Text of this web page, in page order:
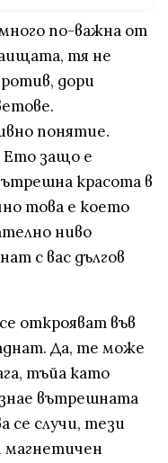
по-важна от
тя не
дори
понятие.
Ето защо е
красота в
това е което
ниво
с вас дългов
открояват във
Да, те може
тъйа като
вътрешната
се случи, тези
магнетичен